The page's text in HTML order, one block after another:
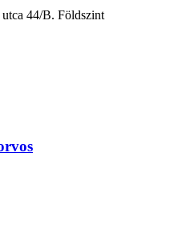
44/B. Földszint